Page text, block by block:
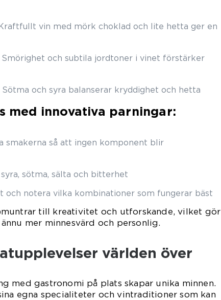
vin med mörk choklad och lite hetta ger en
Smörighet och subtila jordtoner i vinet förstärker
Sötma och syra balanserar kryddighet och hetta
med innovativa parningar:
smakerna så att ingen komponent blir
sötma, sälta och bitterhet
och notera vilka kombinationer som fungerar bäst
till kreativitet och utforskande, vilket gör
mer minnesvärd och personlig.
världen över
med gastronomi på plats skapar unika minnen.
egna specialiteter och vintraditioner som kan